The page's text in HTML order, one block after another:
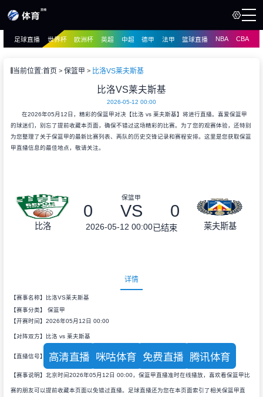
播
足球直播 世界杯 欧洲杯 英超 中超 德甲 法甲 篮球直播 NBA CBA
当前位置:首页 保篮甲 比洛VS莱夫斯基
比洛VS莱夫斯基
2026-05-12 00:00
在2026年05月12日，精彩的保篮甲对决【比洛 vs 莱夫斯基】将进行直播。喜爱保篮甲
的球迷们，别忘了提前收藏本页面，确保不错过这场精彩的比赛。为了您的观赛体验，还特别
为您整理了关于保篮甲的最新比赛列表、两队的历史交锋记录和赛程安排。这里是您获取保篮
甲直播信息的最佳地点，敬请关注。
比洛
保篮甲
0 VS 0
2026-05-12 00:00已结束 莱夫斯基
详情
【赛事名称】比洛VS莱夫斯基
【赛事分类】 保篮甲
【开赛时间】2026年05月12日 00:00
【对阵双方】比洛 vs 莱夫斯基
【直播信号】 高清直播 咪咕体育 免费直播 腾讯体育
【赛事说明】北京时间2026年05月12日 00:00，保篮甲直播准时在线播放，喜欢看保篮甲比
赛的朋友可以提前收藏本页面以免错过直播。足球直播还为您在本页面索引了相关保篮甲直